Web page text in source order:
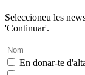
Seleccioneu les
'Continuar'.
En donar-te